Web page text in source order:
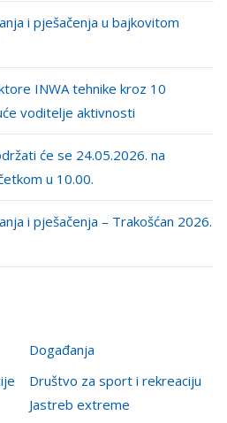
i pješačenja u bajkovitom
INWA tehnike kroz 10
voditelje aktivnosti
će se 24.05.2026. na
u 10.00.
i pješačenja – Trakošćan 2026.
Događanja
Društvo za sport i rekreaciju
Jastreb extreme